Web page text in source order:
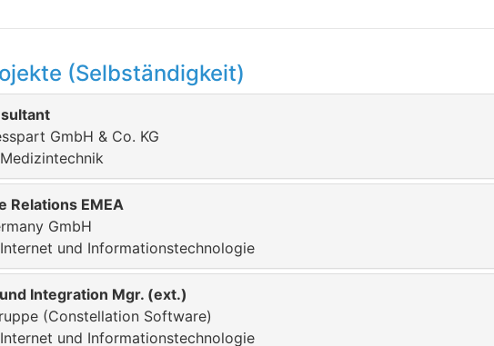
(Selbständigkeit)
GmbH & Co. KG
Relations EMEA
GmbH
und Informationstechnologie
Integration Mgr. (ext.)
(Constellation Software)
und Informationstechnologie